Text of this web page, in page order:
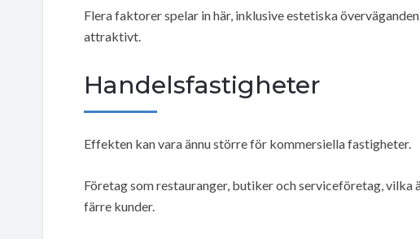
Flera faktorer spelar in här, inklusive estetiska
attraktivt.
Handelsfastigheter
Effekten kan vara ännu större för kommersiella fastigheter.
Företag som restauranger, butiker och serviceföretag, vilka
färre kunder.